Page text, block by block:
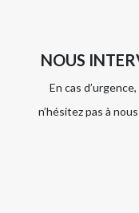
NOUS
En cas
n’hésitez pas à